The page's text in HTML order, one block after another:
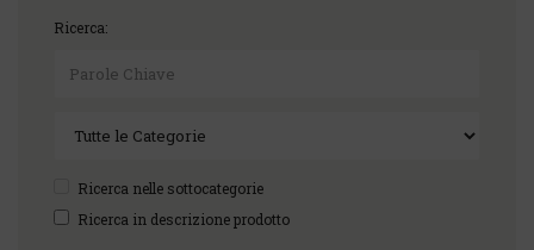
Ricerca:
Ricerca nelle sottocategorie
Ricerca in descrizione prodotto